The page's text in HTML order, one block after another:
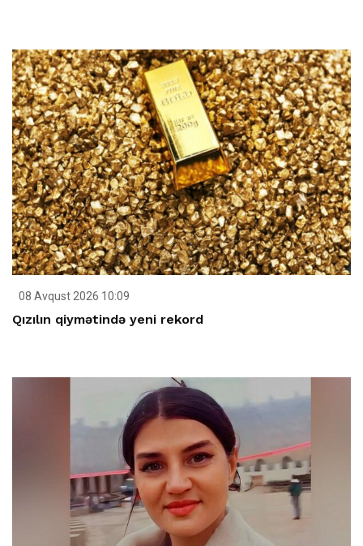
08 Avqust 2026 10:09
Qızılın qiymətində yeni rekord